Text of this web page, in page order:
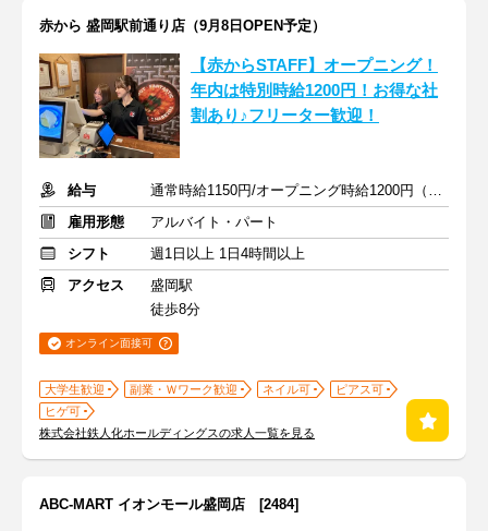
赤から 盛岡駅前通り店（9月8日OPEN予定）
【赤からSTAFF】オープニング！
年内は特別時給1200円！お得な社
割あり♪フリーター歓迎！
給与
通常時給1150円/オープニング時給1200円（2026年12月31日まで）
雇用形態
アルバイト・パート
シフト
週1日以上 1日4時間以上
アクセス
盛岡駅
徒歩8分
オンライン面接可
大学生歓迎 副業・Ｗワーク歓迎 ネイル可
ピアス可
ヒゲ可
株式会社鉄人化ホールディングスの求人一覧を見る
ABC-MART イオンモール盛岡店 [2484]